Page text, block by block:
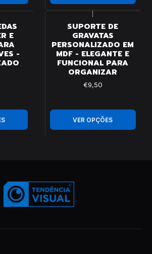
E
-
SUPORTE DE
GRAVATAS
PERSONALIZADO EM
MDF - ELEGANTE E
FUNCIONAL PARA
ORGANIZAR
€9,50
VER OPÇÕES